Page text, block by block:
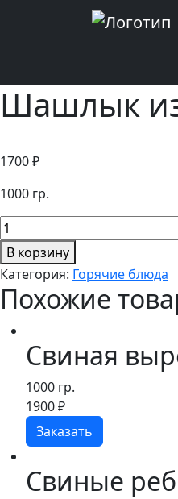
Шашлык
1700₽
1000 гр.
Количество
товара
Шашлык
из
свиной
духовки
В корзину
Категория: Горячие блюда
Похожие
Свиная
1000 гр.
1900₽
Заказать
Свиные